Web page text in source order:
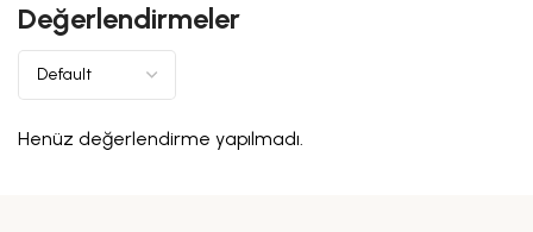
Değerlendirmeler
Henüz değerlendirme yapılmadı.